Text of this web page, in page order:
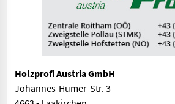
Holzprofi Austria GmbH
Johannes-Humer-Str. 3